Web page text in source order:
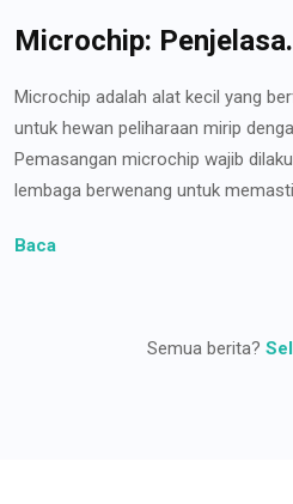
Microchip:
Microchip adalah alat kecil yang
untuk hewan peliharaan mirip
Pemasangan microchip wajib
lembaga berwenang untuk
Baca
Semua berita?